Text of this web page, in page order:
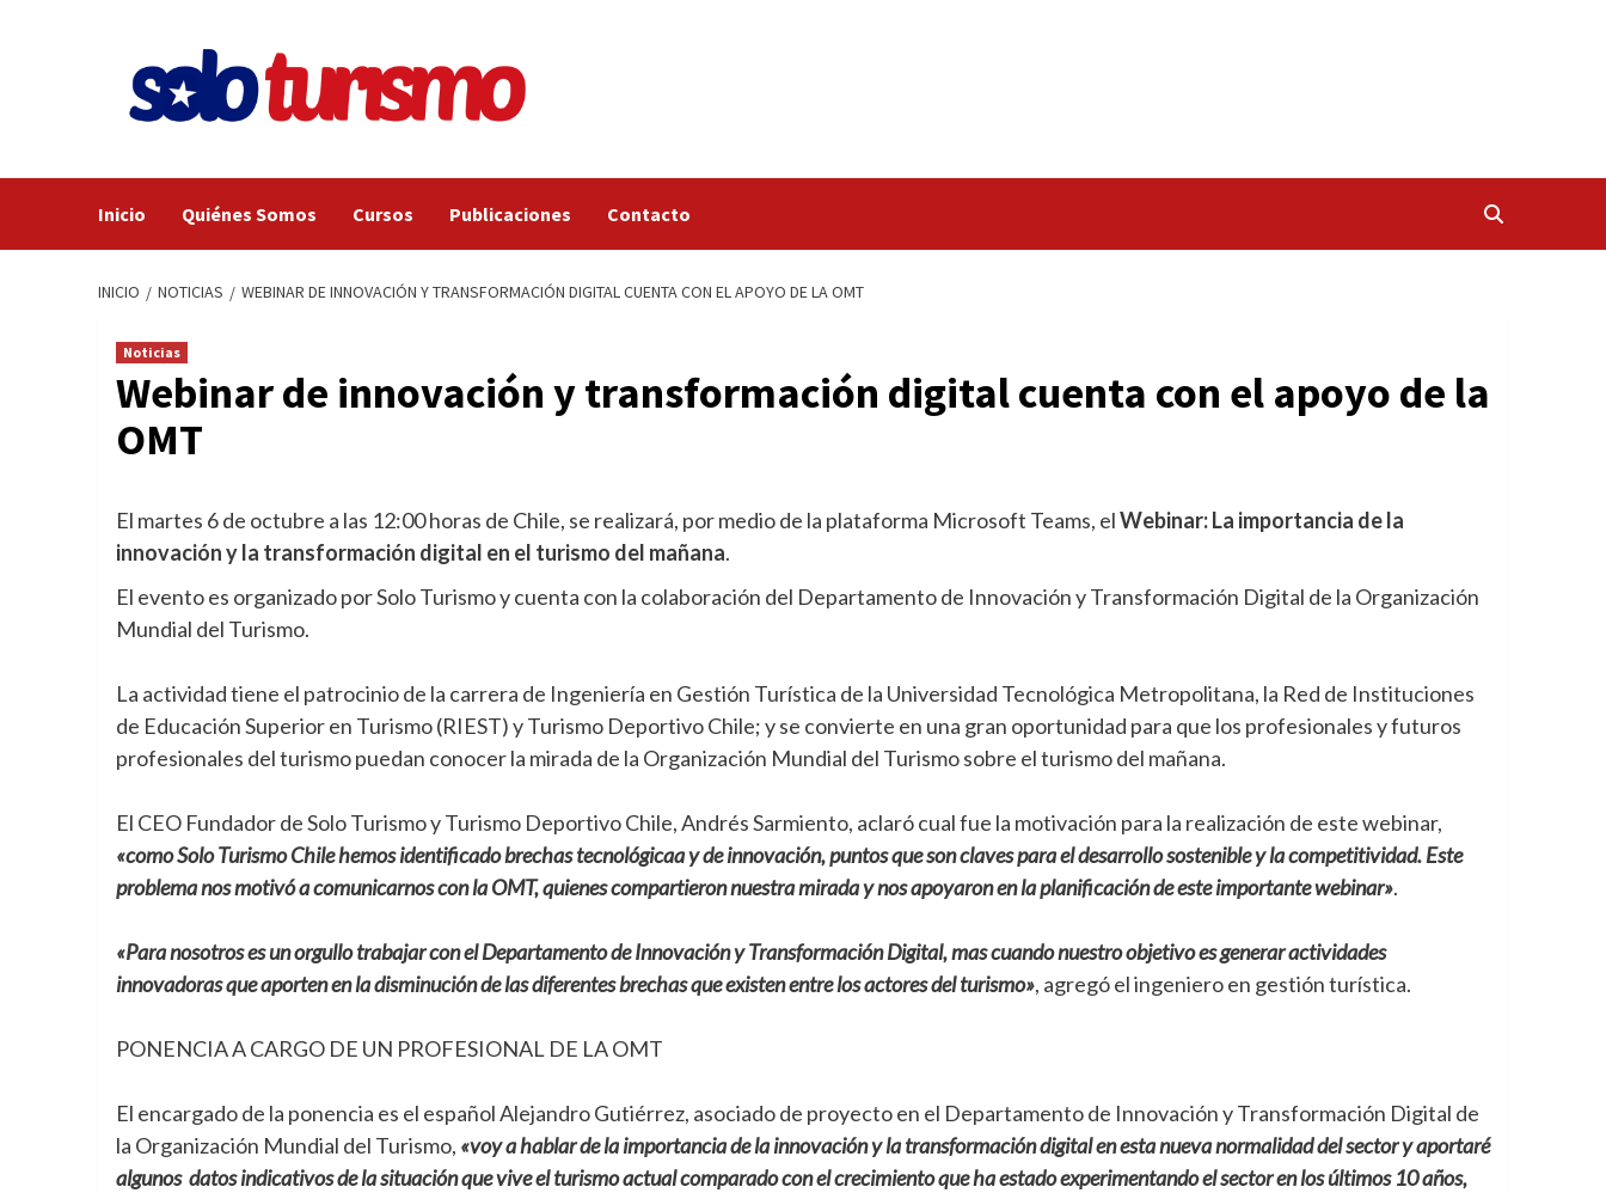
Inicio Quiénes Somos Cursos Publicaciones Contacto
INICIO NOTICIAS WEBINAR DE INNOVACIÓN Y TRANSFORMACIÓN DIGITAL CUENTA CON EL APOYO DE LA OMT
Noticias
Webinar de innovación y transformación digital cuenta con el apoyo de la
OMT
El martes 6 de octubre a las 12:00 horas de Chile, se realizará, por medio de la plataforma Microsoft Teams, elWebinar: La importancia de la
innovación y la transformación digital en el turismo del mañana.
El evento es organizado por Solo Turismo y cuenta con la colaboración del Departamento de Innovación y Transformación Digital de la Organización
Mundial del Turismo.
La actividad tiene el patrocinio de la carrera de Ingeniería en Gestión Turística de la Universidad Tecnológica Metropolitana, la Red de Instituciones
de Educación Superior en Turismo (RIEST) y Turismo Deportivo Chile; y se convierte en una gran oportunidad para que los profesionales y futuros
profesionales del turismo puedan conocer la mirada de la Organización Mundial del Turismo sobre el turismo del mañana.
El CEO Fundador de Solo Turismo y Turismo Deportivo Chile, Andrés Sarmiento, aclaró cual fue la motivación para la realización de este webinar,
«como Solo Turismo Chile hemos identificado brechas tecnológicaa y de innovación, puntos que son claves para el desarrollo sostenible y la competitividad. Este
problema nos motivó a comunicarnos con la OMT, quienes compartieron nuestra mirada y nos apoyaron en la planificación de este importante webinar».
«Para nosotros es un orgullo trabajar con el Departamento de Innovación y Transformación Digital, mas cuando nuestro objetivo es generar actividades
innovadoras que aporten en la disminución de las diferentes brechas que existen entre los actores del turismo», agregó el ingeniero en gestión turística.
PONENCIA A CARGO DE UN PROFESIONAL DE LA OMT
El encargado de la ponencia es el español Alejandro Gutiérrez, asociado de proyecto en el Departamento de Innovación y Transformación Digital de
la Organización Mundial del Turismo, «voy a hablar de la importancia de la innovación y la transformación digital en esta nueva normalidad del sector y aportaré
algunos datos indicativos de la situación que vive el turismo actual comparado con el crecimiento que ha estado experimentando el sector en los últimos 10 años,